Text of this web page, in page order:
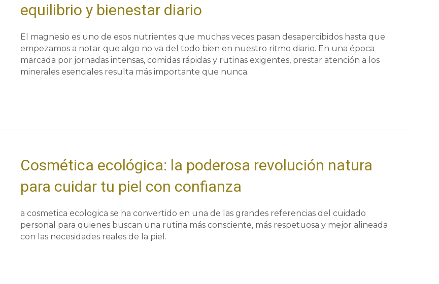
equilibrio y bienestar diario
El magnesio es uno de esos nutrientes que muchas veces pasan desapercibidos hasta que
empezamos a notar que algo no va del todo bien en nuestro ritmo diario. En una época
marcada por jornadas intensas, comidas rápidas y rutinas exigentes, prestar atención a los
minerales esenciales resulta más importante que nunca.
Cosmética ecológica: la poderosa revolución natura
para cuidar tu piel con confianza
a cosmetica ecologica se ha convertido en una de las grandes referencias del cuidado
personal para quienes buscan una rutina más consciente, más respetuosa y mejor alineada
con las necesidades reales de la piel.